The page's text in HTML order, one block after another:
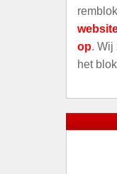
op. Wij
het